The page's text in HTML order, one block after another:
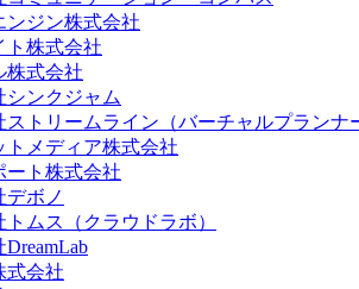
ンジン株式会社
ト株式会社
株式会社
シンクジャム
ストリームライン（バーチャルプランナ
トメディア株式会社
ート株式会社
デボノ
ムス（クラウドラボ）
式会社